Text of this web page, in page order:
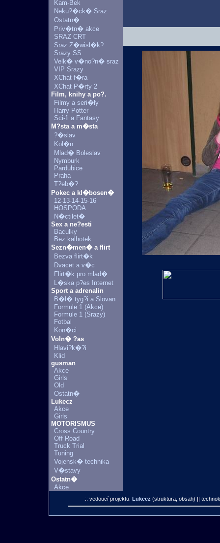
Kam-Bek
Neku?�ck� Sraz
Ostatn�
Priv�tn� akce
SRAZ CRT
Sraz Z�wisl�k?
Srazy SS
Velk� v�no?n� sraz
VIP Srazy
XChat f�ra
XChat P�rty 2
Film, knihy a po?.
Filmy a seri�ly
Harry Potter
Sci-fi a Fantasy
M?sta a m�sta
?�slav
Kol�n
Mlad� Boleslav
Nymburk
Pardubice
Praha
T?eb�?
Pokec a kl�bosen�
12-13-14-15-16
HOSPODA
N�ctilet�
Sex a ne?esti
Baculky
Bez kalhotek
Sezn�men� a flirt
Bezva flirt�k
Dvacet a v�c
Flirt�k pro mlad�
L�ska p?es Internet
Sport a adrenalin
B�l� tyg?i a Slovan
Formule 1 (Akce)
Formule 1 (Srazy)
Fotbal
Kon�ci
Voln� ?as
Hlavi?k�?i
Klid
gusman
Akce
Girls
Old
Ostatn�
Lukecz
Akce
Girls
MOTORISMUS
Cross Country
Off Road
Truck Trial
Tuning
Vojensk� technika
V�stavy
Ostatn�
Akce
:: vedoucí projektu: Lukecz (struktura, obsah) ||